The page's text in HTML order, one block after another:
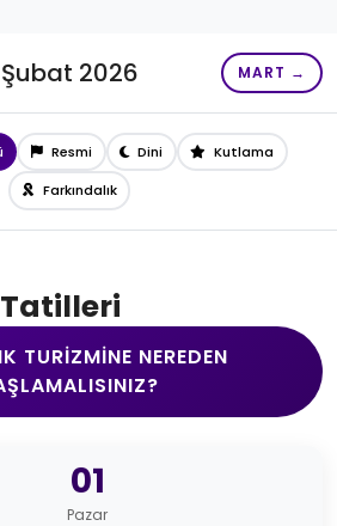
Şubat 2026 MART →
Resmi Dini Kutlama
Farkındalık
TURIZMINE NEREDEN
01
Pazar